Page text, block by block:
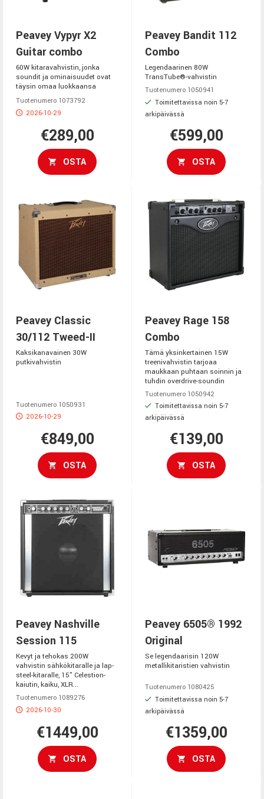
Peavey Vypyr X2
Guitar combo
60W kitaravahvistin, jonka
soundit ja ominaisuudet ovat
täysin omaa luokkaansa
Tuotenumero 1073792
2026-10-29
€289,00
OSTA
Peavey Bandit 112
Combo
Legendaarinen 80W
TransTube®-vahvistin
Tuotenumero 1050941
Toimitettavissa noin 5-7
arkipäivässä
€599,00
OSTA
Peavey Classic
30/112 Tweed-II
Kaksikanavainen 30W
putkivahvistin
Tuotenumero 1050931
2026-10-29
€849,00
OSTA
Peavey Rage 158
Combo
Tämä yksinkertainen 15W
treenivahvistin tarjoaa
maukkaan puhtaan soinnin ja
tuhdin overdrive-soundin
Tuotenumero 1050942
Toimitettavissa noin 5-7
arkipäivässä
€139,00
OSTA
Peavey Nashville
Session 115
Kevyt ja tehokas 200W
vahvistin sähkökitaralle ja lap-
steel-kitaralle, 15" Celestion-
kaiutin, kaiku, XLR...
Tuotenumero 1089276
2026-10-30
€1449,00
OSTA
Peavey 6505® 1992
Original
Se legendaarisin 120W
metallikitaristien vahvistin
Tuotenumero 1080425
Toimitettavissa noin 5-7
arkipäivässä
€1359,00
OSTA